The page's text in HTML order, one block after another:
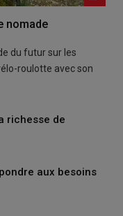
nomade
du futur sur les
roulotte avec son
richesse de
aux besoins